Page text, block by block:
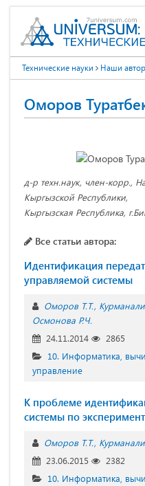
Технические науки Наши
Оморов
д-р техн.наук, член-корр.,
Кыргызской Республики,
Кыргызская Республика,
Все статьи автора:
Идентификация
управляемой системы
Оморов Т.Т.
Осмонова Р.Ч.
24.11.2014
2865
10. Информатика,
управление
К проблеме
системы по
Оморов Т.Т.
23.06.2015
2382
10. Информатика,